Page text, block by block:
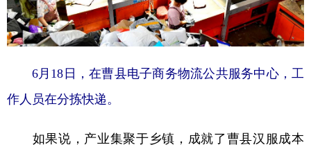
6月18日，在曹县电子商务物流公共服务中心，工
作人员在分拣快递。
如果说，产业集聚于乡镇，成就了曹县汉服成本